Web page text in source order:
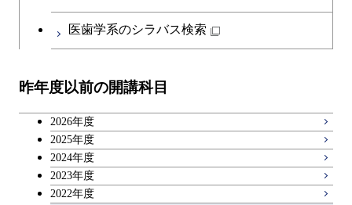
都市・環境学コース
エネルギーコース
エンジニアリングデザイン
社会・人間科学コース
イノベーション科学系
イノベーション科学コース
技術経営専門職学位課程
開閉
技術経営専門職学位課程
専門科目
キャリア科目
医歯学系のシラバス検索
昨年度以前の開講科目
2026年度
2025年度
2024年度
2023年度
2022年度